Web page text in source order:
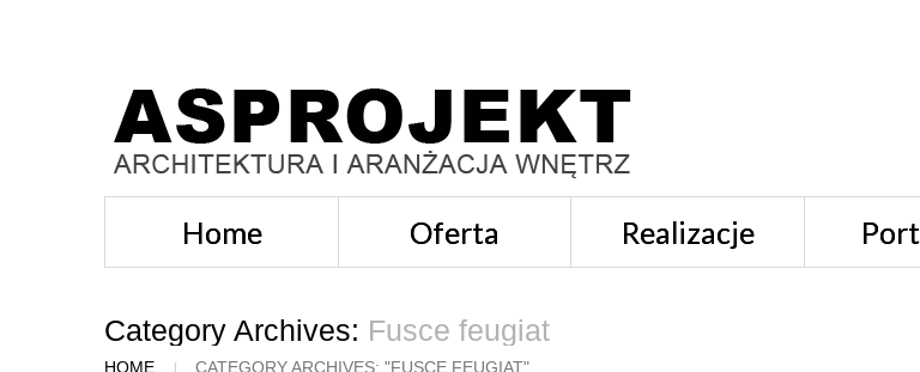
Home Oferta Realizacje
Category Archives: Fusce feugiat
HOME CATEGORY ARCHIVES: "FUSCE FEUGIAT"